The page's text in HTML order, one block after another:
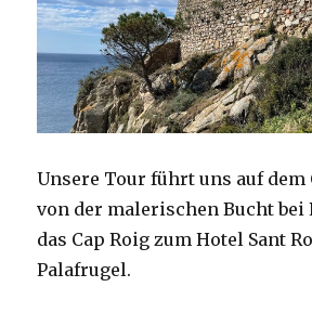
Unsere Tour führt uns auf dem
von der malerischen Bucht bei
das Cap Roig zum Hotel Sant
Palafrugel.